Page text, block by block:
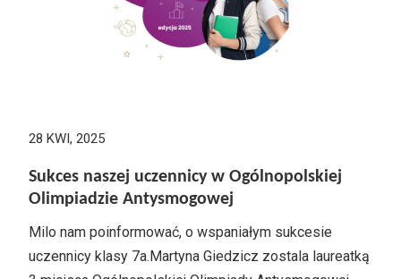
28 KWI, 2025
Sukces naszej uczennicy w Ogólnopolskiej
Olimpiadzie Antysmogowej
Milo nam poinformować, o wspaniałym sukcesie
uczennicy klasy 7a.Martyna Giedzicz zostala laureatką